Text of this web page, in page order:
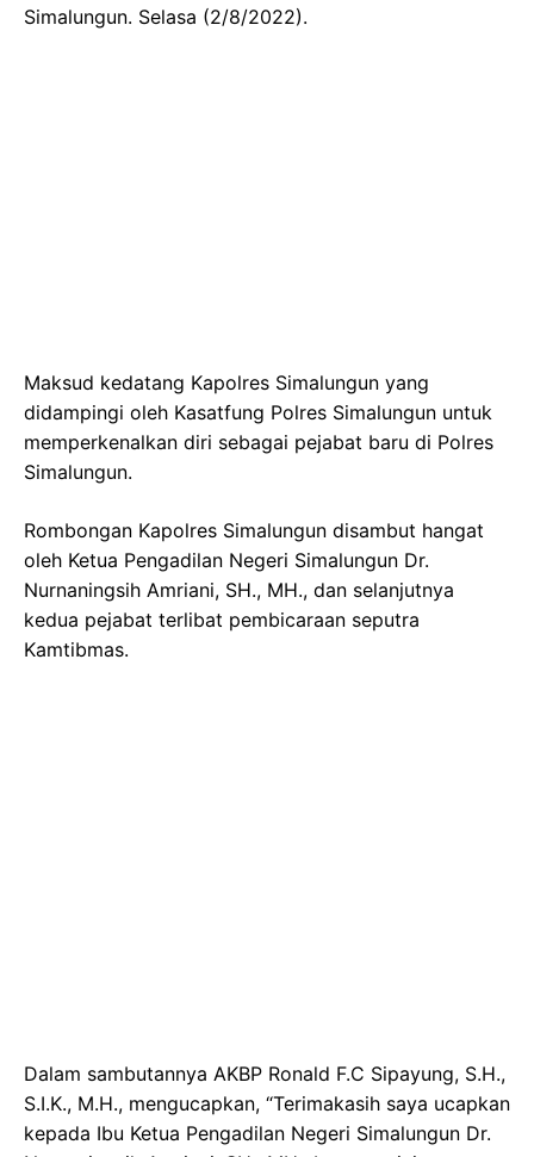
Simalungun. Selasa (2/8/2022).
Maksud kedatang Kapolres Simalungun yang
didampingi oleh Kasatfung Polres Simalungun untuk
memperkenalkan diri sebagai pejabat baru di Polres
Simalungun.
Rombongan Kapolres Simalungun disambut hangat
oleh Ketua Pengadilan Negeri Simalungun Dr.
Nurnaningsih Amriani, SH., MH., dan selanjutnya
kedua pejabat terlibat pembicaraan seputra
Kamtibmas.
Dalam sambutannya AKBP Ronald F.C Sipayung, S.H.,
S.I.K., M.H., mengucapkan, “Terimakasih saya ucapkan
kepada Ibu Ketua Pengadilan Negeri Simalungun Dr.